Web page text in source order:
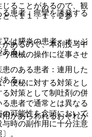
患者：痙攣を誘発する
は膵炎の患者：オッジ
ある。
のある患者：連用した
る。
があらわれるおそれが
ることがあるので、観
〔１１．１．２参
あるので、本剤投与中
機械の操作に従事させ
便秘に対する対策とし
対策として制吐剤の併
患者で通常とは異なる
可能性を念頭において
時の副作用に十分注意
。